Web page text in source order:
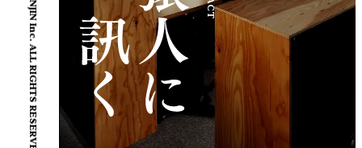
© ENJIN Inc. ALL RIGHTS RESERVED.